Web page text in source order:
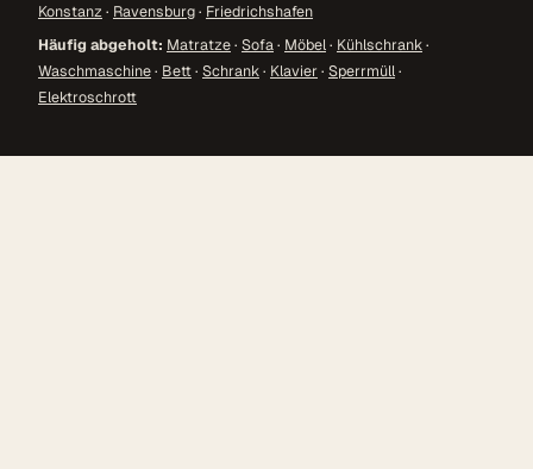
Konstanz· Ravensburg· Friedrichshafen
Häufig abgeholt: Matratze· Sofa· Möbel· Kühlschrank·
Waschmaschine· Bett· Schrank· Klavier · Sperrmüll·
Elektroschrott